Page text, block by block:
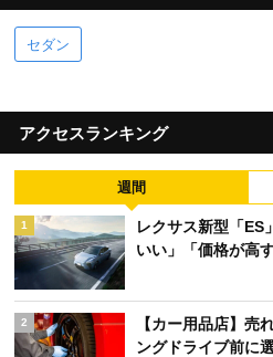
セダン
アクセスランキング
週間
1
レクサス新型「ES
いい」「価格が高
2
【カー用品店】売
ングドライブ前に